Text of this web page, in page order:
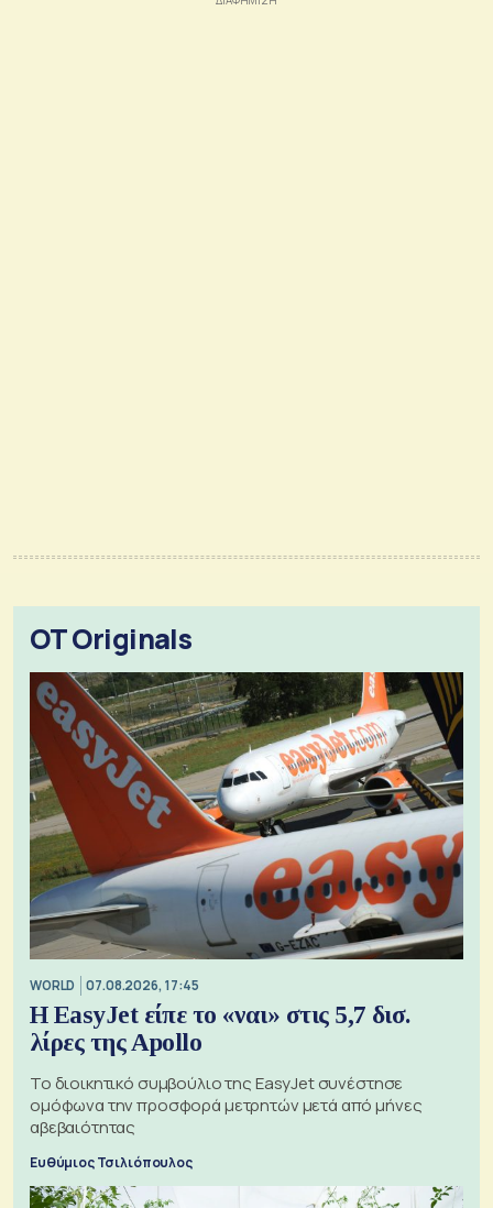
OT Originals
WORLD 07.08.2026, 17:45
Η EasyJet είπε το «ναι» στις 5,7 δισ.
λίρες της Apollo
Το διοικητικό συμβούλιο της EasyJet συνέστησε
ομόφωνα την προσφορά μετρητών μετά από μήνες
αβεβαιότητας
Ευθύμιος Τσιλιόπουλος